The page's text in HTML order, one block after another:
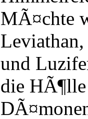
MÃ¤chte
und
die